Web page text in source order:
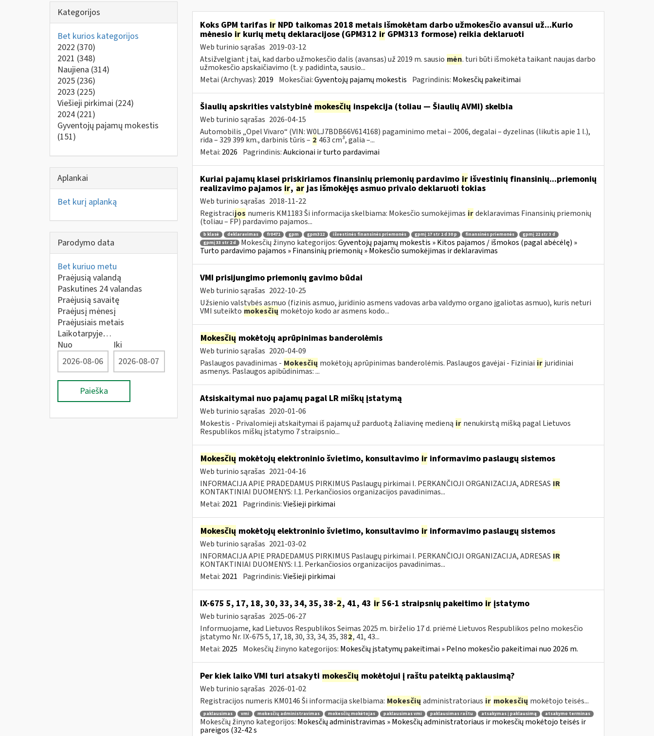
Kategorijos
Bet kurios kategorijos
2022 (370)
2021 (348)
Naujiena (314)
2025 (236)
2023 (225)
Viešieji pirkimai (224)
2024 (221)
Gyventojų pajamų mokestis
(151)
Aplankai
Bet kurį aplanką
Parodymo data
Bet kuriuo metu
Praėjusią valandą
Paskutines 24 valandas
Praėjusią savaitę
Praėjusį mėnesį
Praėjusiais metais
Laikotarpyje…
Nuo
Iki
Paieška
Koks GPM tarifas irNPD taikomas 2018 metais išmokėtam darbo užmokesčio avansui už...Kurio
mėnesio irkurių metų deklaracijose (GPM312 irGPM313 formose) reikia deklaruoti
Web turinio sąrašas 2019-03-12
Atsižvelgiant į tai, kad darbo užmokesčio dalis (avansas) už 2019 m. sausio mėn. turi būti išmokėta taikant naujas darbo
užmokesčio apskaičiavimo (t. y. padidinta, sausio...
Metai (Archyvas): 2019 Mokesčiai:Gyventojų pajamų mokestis Pagrindinis: Mokesčių pakeitimai
Šiaulių apskrities valstybinė mokesčių inspekcija (toliau — Šiaulių AVMI) skelbia
Web turinio sąrašas 2026-04-15
Automobilis „Opel Vivaro“ (VIN: W0LJ7BDB66V614168) pagaminimo metai – 2006, degalai – dyzelinas (likutis apie 1 l.),
rida – 329 399 km., darbinis tūris – 2 463 cm³, galia –...
Metai: 2026 Pagrindinis:Aukcionai ir turto pardavimai
Kuriai pajamų klasei priskiriamos finansinių priemonių pardavimo irišvestinių finansinių...priemonių
realizavimo pajamos ir, arjas išmokėjęs asmuo privalo deklaruoti tokias
Web turinio sąrašas 2018-11-22
Registracijos numeris KM1183 Ši informacija skelbiama: Mokesčio sumokėjimas ir deklaravimas Finansinių priemonių
(toliau – FP) pardavimo pajamos...
b klasė deklaravimas fr0471 gpm gpm312 išvestinės finansinės priemonės gpmį 17 str 1 d 30 p finansinės priemonės
gpmį 22 str 3 d
gpmį 33 str 2 d
Mokesčių žinyno kategorijos:Gyventojų pajamų mokestis » Kitos pajamos / išmokos (pagal abėcėlę) »
Turto pardavimo pajamos » Finansinių priemonių » Mokesčio sumokėjimas ir deklaravimas
VMI prisijungimo priemonių gavimo būdai
Web turinio sąrašas 2022-10-25
Užsienio valstybės asmuo (fizinis asmuo, juridinio asmens vadovas arba valdymo organo įgaliotas asmuo), kuris neturi
VMI suteikto mokesčių mokėtojo kodo ar asmens kodo...
Mokesčių mokėtojų aprūpinimas banderolėmis
Web turinio sąrašas 2020-04-09
Paslaugos pavadinimas - Mokesčių mokėtojų aprūpinimas banderolėmis. Paslaugos gavėjai - Fiziniai ir juridiniai
asmenys. Paslaugos apibūdinimas: ...
Atsiskaitymai nuo pajamų pagal LR miškų įstatymą
Web turinio sąrašas 2020-01-06
Mokestis - Privalomieji atskaitymai iš pajamų už parduotą žaliavinę medieną ir nenukirstą mišką pagal Lietuvos
Respublikos miškų įstatymo 7 straipsnio...
Mokesčių mokėtojų elektroninio švietimo, konsultavimo irinformavimo paslaugų sistemos
Web turinio sąrašas 2021-04-16
INFORMACIJA APIE PRADEDAMUS PIRKIMUS Paslaugų pirkimai I. PERKANČIOJI ORGANIZACIJA, ADRESAS IR
KONTAKTINIAI DUOMENYS: I.1. Perkančiosios organizacijos pavadinimas...
Metai: 2021 Pagrindinis:Viešieji pirkimai
Mokesčių mokėtojų elektroninio švietimo, konsultavimo irinformavimo paslaugų sistemos
Web turinio sąrašas 2021-03-02
INFORMACIJA APIE PRADEDAMUS PIRKIMUS Paslaugų pirkimai I. PERKANČIOJI ORGANIZACIJA, ADRESAS IR
KONTAKTINIAI DUOMENYS: I.1. Perkančiosios organizacijos pavadinimas...
Metai: 2021 Pagrindinis:Viešieji pirkimai
IX-675 5, 17, 18, 30, 33, 34, 35, 38-2, 41, 43 ir56-1 straipsnių pakeitimo irįstatymo
Web turinio sąrašas 2025-06-27
Informuojame, kad Lietuvos Respublikos Seimas 2025 m. birželio 17 d. priėmė Lietuvos Respublikos pelno mokesčio
įstatymo Nr. IX-675 5, 17, 18, 30, 33, 34, 35, 382, 41, 43...
Metai: 2025 Mokesčių žinyno kategorijos: Mokesčių įstatymų pakeitimai » Pelno mokesčio pakeitimai nuo 2026 m.
Per kiek laiko VMI turi atsakyti mokesčių mokėtojui į raštu pateiktą paklausimą?
Web turinio sąrašas 2026-01-02
Registracijos numeris KM0146 Ši informacija skelbiama: Mokesčių administratoriaus ir mokesčių mokėtojo teisės...
paklausimas vmi mokesčių administravimas mokesčių mokėtojas paklausimas vmi paklausimas raštu atsakymas į paklausimą atsakymo terminas
Mokesčių žinyno kategorijos: Mokesčių administravimas » Mokesčių administratoriaus ir mokesčių mokėtojo teisės ir
pareigos (32-42 s